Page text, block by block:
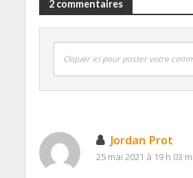
2 commentaires
Cliquer ici pour poster votre
Jordan Prot
25 mai 2021 à 19 h 03